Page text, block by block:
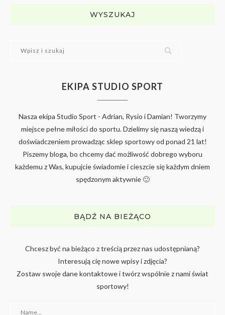
WYSZUKAJ
EKIPA STUDIO SPORT
Nasza ekipa Studio Sport - Adrian, Rysio i Damian! Tworzymy
miejsce pełne miłości do sportu. Dzielimy się naszą wiedzą i
doświadczeniem prowadząc sklep sportowy od ponad 21 lat!
Piszemy bloga, bo chcemy dać możliwość dobrego wyboru
każdemu z Was, kupujcie świadomie i cieszcie się każdym dniem
spędzonym aktywnie 🙂
BĄDŹ NA BIEŻĄCO
Chcesz być na bieżąco z treścią przez nas udostępnianą?
Interesują cię nowe wpisy i zdjęcia?
Zostaw swoje dane kontaktowe i twórz wspólnie z nami świat
sportowy!